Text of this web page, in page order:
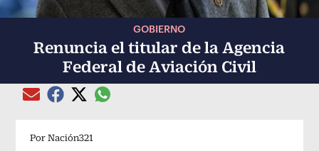
GOBIERNO
Renuncia el titular de la Agencia
Federal de Aviación Civil
Compartir el artículo actual mediante Email
Compartir el artículo actual mediante Facebook
Compartir el artículo actual mediante Twitter
Compartir el artículo actual mediante
Por Nación321